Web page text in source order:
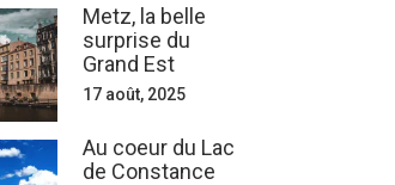
Metz, la belle
surprise du
Grand Est
17 août, 2025
Au coeur du Lac
de Constance